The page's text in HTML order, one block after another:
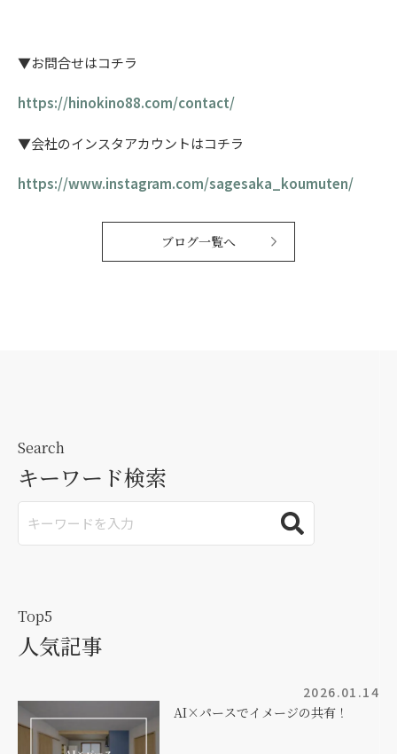
▼お問合せはコチラ
https://hinokino88.com/contact/
▼会社のインスタアカウントはコチラ
https://www.instagram.com/sagesaka_koumuten/
ブログ一覧へ
Search
キーワード検索
Top5
人気記事
2026.01.14
AI×パースでイメージの共有！